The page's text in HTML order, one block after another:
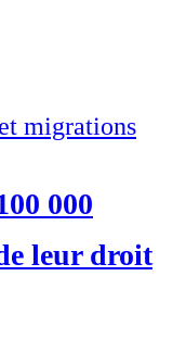
migrations
000
leur droit